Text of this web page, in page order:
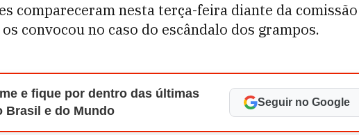
compareceram nesta terça-feira diante da comissão
convocou no caso do escândalo dos grampos.
e fique por dentro das últimas
Brasil e do Mundo
Seguir no Google